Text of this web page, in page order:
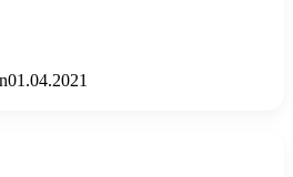
01.04.2021